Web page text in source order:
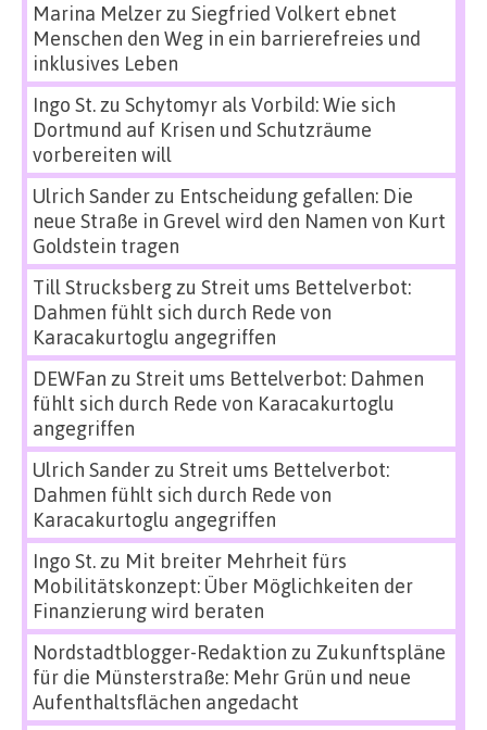
Marina Melzerzu Siegfried Volkert ebnet
Menschen den Weg in ein barrierefreies und
inklusives Leben
Ingo St.zu Schytomyr als Vorbild: Wie sich
Dortmund auf Krisen und Schutzräume
vorbereiten will
Ulrich Sanderzu Entscheidung gefallen: Die
neue Straße in Grevel wird den Namen von Kurt
Goldstein tragen
Till Strucksbergzu Streit ums Bettelverbot:
Dahmen fühlt sich durch Rede von
Karacakurtoglu angegriffen
DEWFan zu Streit ums Bettelverbot: Dahmen
fühlt sich durch Rede von Karacakurtoglu
angegriffen
Ulrich Sanderzu Streit ums Bettelverbot:
Dahmen fühlt sich durch Rede von
Karacakurtoglu angegriffen
Ingo St.zu Mit breiter Mehrheit fürs
Mobilitätskonzept: Über Möglichkeiten der
Finanzierung wird beraten
Nordstadtblogger-Redaktion zu Zukunftspläne
für die Münsterstraße: Mehr Grün und neue
Aufenthaltsflächen angedacht